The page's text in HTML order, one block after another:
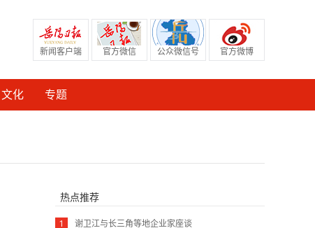
新闻客户端 官方微信 公众微信号 官方微博
文化 专题
热点推荐
1 谢卫江与长三角等地企业家座谈